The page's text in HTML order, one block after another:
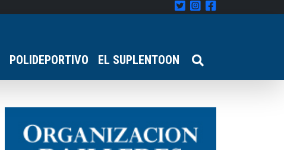
POLIDEPORTIVO EL SUPLENTOON